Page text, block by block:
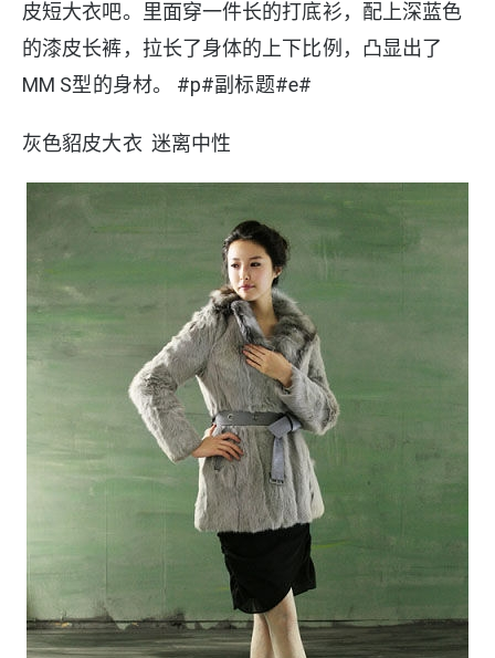
皮短大衣吧。里面穿一件长的打底衫，配上深蓝色
的漆皮长裤，拉长了身体的上下比例，凸显出了
MM S型的身材。 #p#副标题#e#
灰色貂皮大衣 迷离中性